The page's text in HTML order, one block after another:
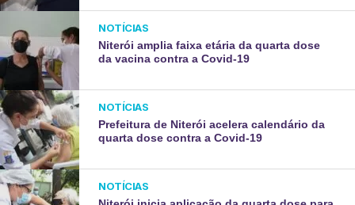
NOTÍCIAS
Niterói amplia faixa etária da quarta dose
da vacina contra a Covid-19
NOTÍCIAS
Prefeitura de Niterói acelera calendário da
quarta dose contra a Covid-19
NOTÍCIAS